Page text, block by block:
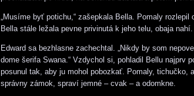
„Musíme byť potichu,“ zašepkala Bella. Pomaly
Bella stále ležala pevne privinutá k jeho telu, obaja nahí.
Edward sa bezhlasne zachechtal. „Nikdy by som
dome šerifa Swana.“ Vzdychol si, pohladil Bellu najprv
posunul tak, aby ju mohol pobozkať. Pomaly,
správny zámok, spraví jemné – cvak – a odomkne.